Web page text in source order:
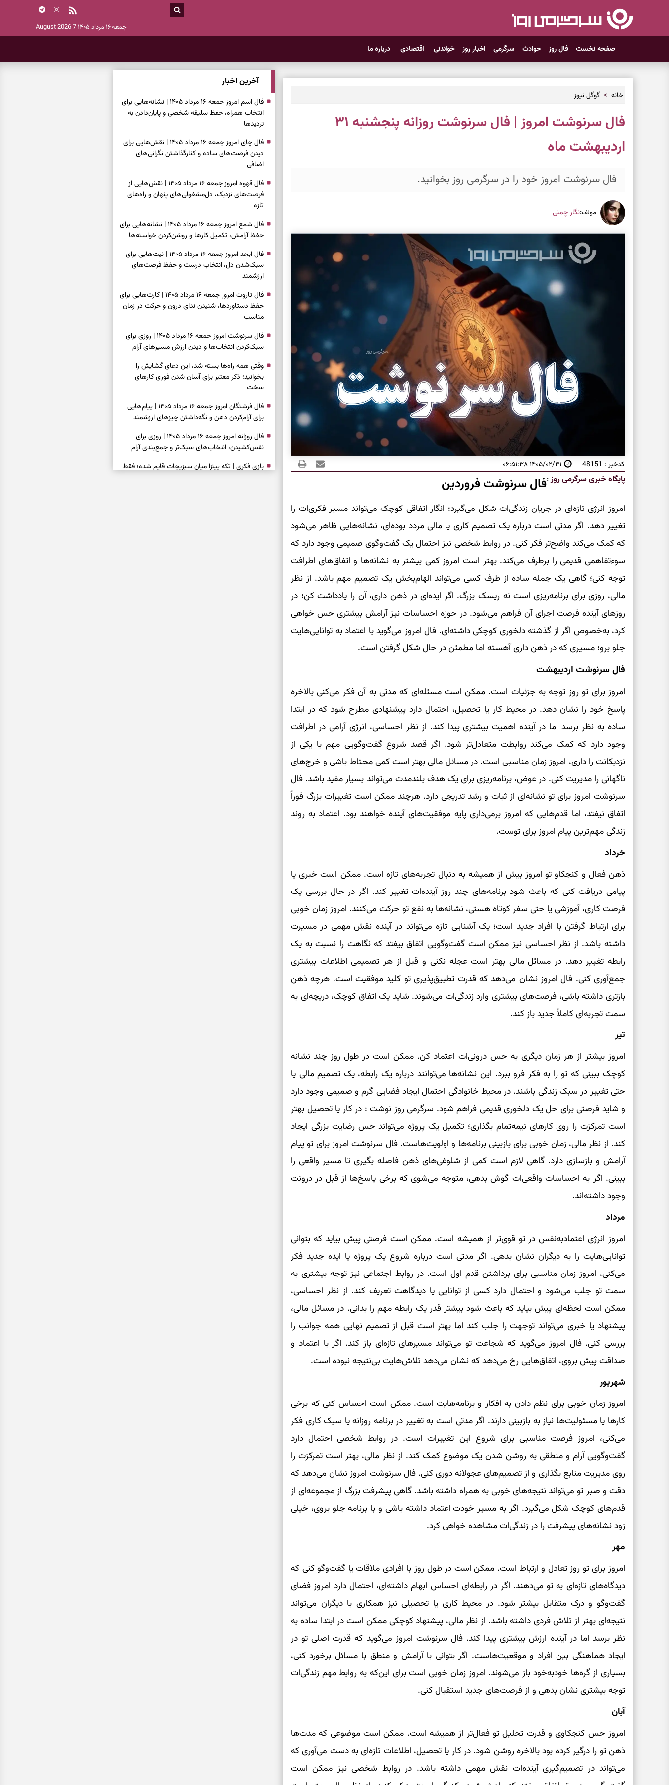
جمعه ۱۶ مرداد ۱۴۰۵ 7 August 2026
صفحه نخست فال روز حوادث سرگرمی اخبار روز خواندنی اقتصادی درباره ما
خانه گوگل نیوز
فال سرنوشت امروز | فال سرنوشت روزانه پنجشنبه ۳۱
اردیبهشت ماه
فال سرنوشت امروز خود را در سرگرمی روز بخوانید.
مولف:نگار چمنی
کدخبر : 48151 ۱۴۰۵/۰۲/۳۱ ۰۶:۵۱:۳۸
پایگاه خبری سرگرمی روز:فال سرنوشت فروردین
امروز انرژی تازه‌ای در جریان زندگی‌ات شکل می‌گیرد؛ انگار اتفاقی کوچک می‌تواند مسیر فکری‌ات را
تغییر دهد. اگر مدتی است درباره یک تصمیم کاری یا مالی مردد بوده‌ای، نشانه‌هایی ظاهر می‌شود
که کمک می‌کند واضح‌تر فکر کنی. در روابط شخصی نیز احتمال یک گفت‌وگوی صمیمی وجود دارد که
سوءتفاهمی قدیمی را برطرف می‌کند. بهتر است امروز کمی بیشتر به نشانه‌ها و اتفاق‌های اطرافت
توجه کنی؛ گاهی یک جمله ساده از طرف کسی می‌تواند الهام‌بخش یک تصمیم مهم باشد. از نظر
مالی، روزی برای برنامه‌ریزی است نه ریسک بزرگ. اگر ایده‌ای در ذهن داری، آن را یادداشت کن؛ در
روزهای آینده فرصت اجرای آن فراهم می‌شود. در حوزه احساسات نیز آرامش بیشتری حس خواهی
کرد، به‌خصوص اگر از گذشته دلخوری کوچکی داشته‌ای. فال امروز می‌گوید با اعتماد به توانایی‌هایت
جلو برو؛ مسیری که در ذهن داری آهسته اما مطمئن در حال شکل گرفتن است.
فال سرنوشت اردیبهشت
امروز برای تو روز توجه به جزئیات است. ممکن است مسئله‌ای که مدتی به آن فکر می‌کنی بالاخره
پاسخ خود را نشان دهد. در محیط کار یا تحصیل، احتمال دارد پیشنهادی مطرح شود که در ابتدا
ساده به نظر برسد اما در آینده اهمیت بیشتری پیدا کند. از نظر احساسی، انرژی آرامی در اطرافت
وجود دارد که کمک می‌کند روابطت متعادل‌تر شود. اگر قصد شروع گفت‌وگویی مهم با یکی از
نزدیکانت را داری، امروز زمان مناسبی است. در مسائل مالی بهتر است کمی محتاط باشی و خرج‌های
ناگهانی را مدیریت کنی. در عوض، برنامه‌ریزی برای یک هدف بلندمدت می‌تواند بسیار مفید باشد. فال
سرنوشت امروز برای تو نشانه‌ای از ثبات و رشد تدریجی دارد. هرچند ممکن است تغییرات بزرگ فوراً
اتفاق نیفتد، اما قدم‌هایی که امروز برمی‌داری پایه موفقیت‌های آینده خواهند بود. اعتماد به روند
زندگی مهم‌ترین پیام امروز برای توست.
خرداد
ذهن فعال و کنجکاو تو امروز بیش از همیشه به دنبال تجربه‌های تازه است. ممکن است خبری یا
پیامی دریافت کنی که باعث شود برنامه‌های چند روز آینده‌ات تغییر کند. اگر در حال بررسی یک
فرصت کاری، آموزشی یا حتی سفر کوتاه هستی، نشانه‌ها به نفع تو حرکت می‌کنند. امروز زمان خوبی
برای ارتباط گرفتن با افراد جدید است؛ یک آشنایی تازه می‌تواند در آینده نقش مهمی در مسیرت
داشته باشد. از نظر احساسی نیز ممکن است گفت‌وگویی اتفاق بیفتد که نگاهت را نسبت به یک
رابطه تغییر دهد. در مسائل مالی بهتر است عجله نکنی و قبل از هر تصمیمی اطلاعات بیشتری
جمع‌آوری کنی. فال امروز نشان می‌دهد که قدرت تطبیق‌پذیری تو کلید موفقیت است. هرچه ذهن
بازتری داشته باشی، فرصت‌های بیشتری وارد زندگی‌ات می‌شوند. شاید یک اتفاق کوچک، دریچه‌ای به
سمت تجربه‌ای کاملاً جدید باز کند.
تیر
امروز بیشتر از هر زمان دیگری به حس درونی‌ات اعتماد کن. ممکن است در طول روز چند نشانه
کوچک ببینی که تو را به فکر فرو ببرد. این نشانه‌ها می‌توانند درباره یک رابطه، یک تصمیم مالی یا
حتی تغییر در سبک زندگی باشند. در محیط خانوادگی احتمال ایجاد فضایی گرم و صمیمی وجود دارد
و شاید فرصتی برای حل یک دلخوری قدیمی فراهم شود. سرگرمی روز نوشت : در کار یا تحصیل بهتر
است تمرکزت را روی کارهای نیمه‌تمام بگذاری؛ تکمیل یک پروژه می‌تواند حس رضایت بزرگی ایجاد
کند. از نظر مالی، زمان خوبی برای بازبینی برنامه‌ها و اولویت‌هاست. فال سرنوشت امروز برای تو پیام
آرامش و بازسازی دارد. گاهی لازم است کمی از شلوغی‌های ذهن فاصله بگیری تا مسیر واقعی را
ببینی. اگر به احساسات واقعی‌ات گوش بدهی، متوجه می‌شوی که برخی پاسخ‌ها از قبل در درونت
وجود داشته‌اند.
مرداد
امروز انرژی اعتمادبه‌نفس در تو قوی‌تر از همیشه است. ممکن است فرصتی پیش بیاید که بتوانی
توانایی‌هایت را به دیگران نشان بدهی. اگر مدتی است درباره شروع یک پروژه یا ایده جدید فکر
می‌کنی، امروز زمان مناسبی برای برداشتن قدم اول است. در روابط اجتماعی نیز توجه بیشتری به
سمت تو جلب می‌شود و احتمال دارد کسی از توانایی یا دیدگاهت تعریف کند. از نظر احساسی،
ممکن است لحظه‌ای پیش بیاید که باعث شود بیشتر قدر یک رابطه مهم را بدانی. در مسائل مالی،
پیشنهاد یا خبری می‌تواند توجهت را جلب کند اما بهتر است قبل از تصمیم نهایی همه جوانب را
بررسی کنی. فال امروز می‌گوید که شجاعت تو می‌تواند مسیرهای تازه‌ای باز کند. اگر با اعتماد و
صداقت پیش بروی، اتفاق‌هایی رخ می‌دهد که نشان می‌دهد تلاش‌هایت بی‌نتیجه نبوده است.
شهریور
امروز زمان خوبی برای نظم دادن به افکار و برنامه‌هایت است. ممکن است احساس کنی که برخی
کارها یا مسئولیت‌ها نیاز به بازبینی دارند. اگر مدتی است به تغییر در برنامه روزانه یا سبک کاری فکر
می‌کنی، امروز فرصت مناسبی برای شروع این تغییرات است. در روابط شخصی احتمال دارد
گفت‌وگویی آرام و منطقی به روشن شدن یک موضوع کمک کند. از نظر مالی، بهتر است تمرکزت را
روی مدیریت منابع بگذاری و از تصمیم‌های عجولانه دوری کنی. فال سرنوشت امروز نشان می‌دهد که
دقت و صبر تو می‌تواند نتیجه‌های خوبی به همراه داشته باشد. گاهی پیشرفت بزرگ از مجموعه‌ای از
قدم‌های کوچک شکل می‌گیرد. اگر به مسیر خودت اعتماد داشته باشی و با برنامه جلو بروی، خیلی
زود نشانه‌های پیشرفت را در زندگی‌ات مشاهده خواهی کرد.
مهر
امروز برای تو روز تعادل و ارتباط است. ممکن است در طول روز با افرادی ملاقات یا گفت‌وگو کنی که
دیدگاه‌های تازه‌ای به تو می‌دهند. اگر در رابطه‌ای احساس ابهام داشته‌ای، احتمال دارد امروز فضای
گفت‌وگو و درک متقابل بیشتر شود. در محیط کاری یا تحصیلی نیز همکاری با دیگران می‌تواند
نتیجه‌ای بهتر از تلاش فردی داشته باشد. از نظر مالی، پیشنهاد کوچکی ممکن است در ابتدا ساده به
نظر برسد اما در آینده ارزش بیشتری پیدا کند. فال سرنوشت امروز می‌گوید که قدرت اصلی تو در
ایجاد هماهنگی بین افراد و موقعیت‌هاست. اگر بتوانی با آرامش و منطق با مسائل برخورد کنی،
بسیاری از گره‌ها خودبه‌خود باز می‌شوند. امروز زمان خوبی است برای این‌که به روابط مهم زندگی‌ات
توجه بیشتری نشان بدهی و از فرصت‌های جدید استقبال کنی.
آبان
امروز حس کنجکاوی و قدرت تحلیل تو فعال‌تر از همیشه است. ممکن است موضوعی که مدت‌ها
ذهن تو را درگیر کرده بود بالاخره روشن شود. در کار یا تحصیل، اطلاعات تازه‌ای به دست می‌آوری که
می‌تواند در تصمیم‌گیری آینده‌ات نقش مهمی داشته باشد. در روابط شخصی نیز ممکن است
آخرین اخبار
فال اسم امروز جمعه ۱۶ مرداد ۱۴۰۵ | نشانه‌هایی برای
انتخاب همراه، حفظ سلیقه شخصی و پایان‌دادن به
تردیدها
فال چای امروز جمعه ۱۶ مرداد ۱۴۰۵ | نقش‌هایی برای
دیدن فرصت‌های ساده و کنارگذاشتن نگرانی‌های
اضافی
فال قهوه امروز جمعه ۱۶ مرداد ۱۴۰۵ | نقش‌هایی از
فرصت‌های نزدیک، دل‌مشغولی‌های پنهان و راه‌های
تازه
فال شمع امروز جمعه ۱۶ مرداد ۱۴۰۵ | نشانه‌هایی برای
حفظ آرامش، تکمیل کارها و روشن‌کردن خواسته‌ها
فال ابجد امروز جمعه ۱۶ مرداد ۱۴۰۵ | نیت‌هایی برای
سبک‌شدن دل، انتخاب درست و حفظ فرصت‌های
ارزشمند
فال تاروت امروز جمعه ۱۶ مرداد ۱۴۰۵ | کارت‌هایی برای
حفظ دستاوردها، شنیدن ندای درون و حرکت در زمان
مناسب
فال سرنوشت امروز جمعه ۱۶ مرداد ۱۴۰۵ | روزی برای
سبک‌کردن انتخاب‌ها و دیدن ارزش مسیرهای آرام
وقتی همه راه‌ها بسته شد، این دعای گشایش را
بخوانید؛ ذکر معتبر برای آسان شدن فوری کارهای
سخت
فال فرشتگان امروز جمعه ۱۶ مرداد ۱۴۰۵ | پیام‌هایی
برای آرام‌کردن ذهن و نگه‌داشتن چیزهای ارزشمند
فال روزانه امروز جمعه ۱۶ مرداد ۱۴۰۵ | روزی برای
نفس‌کشیدن، انتخاب‌های سبک‌تر و جمع‌بندی آرام
بازی فکری | تکه پیتزا میان سبزیجات قایم شده؛ فقط